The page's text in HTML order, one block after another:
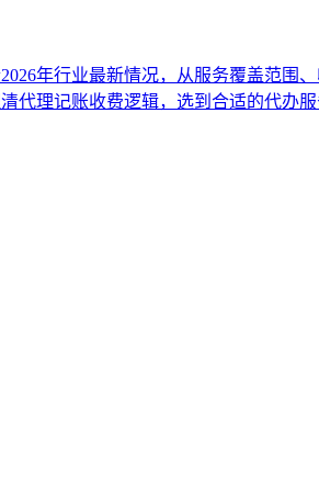
年行业最新情况，从服务覆盖范围、
代理记账收费逻辑，选到合适的代办服